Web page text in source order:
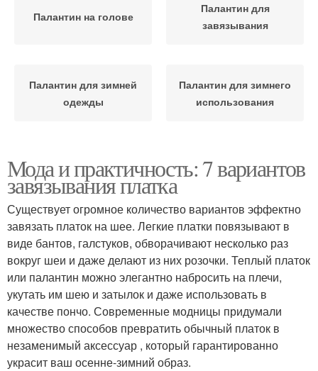
Палантин на голове
Палантин для
завязывания
Палантин для зимней
одежды
Палантин для зимнего
использования
Мода и практичность: 7 вариантов
завязывания платка
Существует огромное количество вариантов эффектно
завязать платок на шее. Легкие платки повязывают в
виде бантов, галстуков, обворачивают несколько раз
вокруг шеи и даже делают из них розочки. Теплый платок
или палантин можно элегантно набросить на плечи,
укутать им шею и затылок и даже использовать в
качестве пончо. Современные модницы придумали
множество способов превратить обычный платок в
незаменимый аксессуар , который гарантированно
украсит ваш осенне-зимний образ.